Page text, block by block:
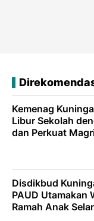
Kemenag
Libur Sekolah
dan Perkuat
Disdikbud
PAUD Utamakan
Ramah Anak